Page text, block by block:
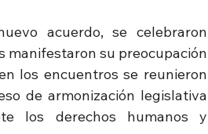
acuerdo, se celebraron
manifestaron su preocupación
los encuentros se reunieron
de armonización legislativa
los derechos humanos y